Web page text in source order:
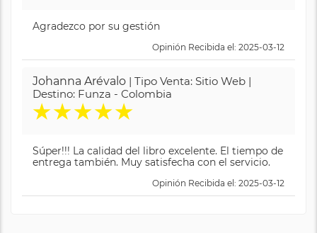
Agradezco por su gestión
Opinión Recibida el: 2025-03-12
Johanna Arévalo | Tipo Venta: Sitio Web |
Destino: Funza - Colombia
★★★★★
Súper!!! La calidad del libro excelente. El tiempo de
entrega también. Muy satisfecha con el servicio.
Opinión Recibida el: 2025-03-12